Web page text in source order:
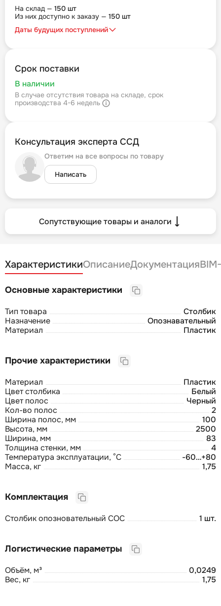
На склад — 150 шт
Из них доступно к заказу — 150 шт
Даты будущих поступлений
Срок поставки
В наличии
В случае отсутствия товара на складе, срок
производства 4-6 недель
Консультация эксперта ССД
Ответим на все вопросы по товару
Написать
Сопутствующие товары и аналоги
ХарактеристикиОписаниеДокументация
Основные характеристики
Тип товара
Столбик
Назначение
Опознавательный
Материал
Пластик
Прочие характеристики
Материал
Пластик
Цвет столбика
Белый
Цвет полос
Черный
Кол-во полос
2
Ширина полос, мм
100
Высота, мм
2500
Ширина, мм
83
Толщина стенки, мм
4
Температура эксплуатации, °С
-60…+80
Масса, кг
1,75
Комплектация
Столбик опозновательный СОС 1 шт.
Логистические параметры
Объём, м³
0,0249
Вес, кг
1,75